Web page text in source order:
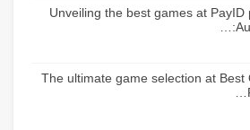
Unveiling the best games at PayID
The ultimate game selection at Best